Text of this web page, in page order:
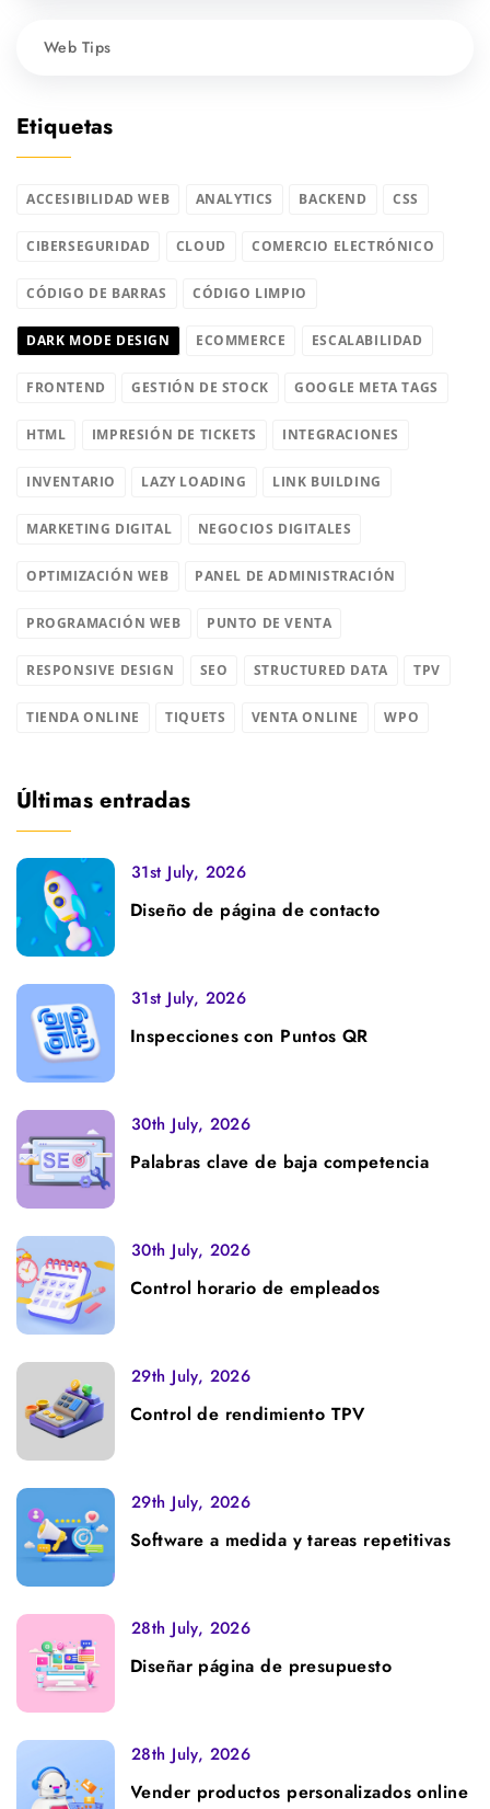
Web Tips
Etiquetas
ACCESIBILIDAD WEB ANALYTICS BACKEND CSS
CIBERSEGURIDAD CLOUD COMERCIO ELECTRÓNICO
CÓDIGO DE BARRAS CÓDIGO LIMPIO
DARK MODE DESIGN ECOMMERCE ESCALABILIDAD
FRONTEND GESTIÓN DE STOCK GOOGLE META TAGS
HTML IMPRESIÓN DE TICKETS INTEGRACIONES
INVENTARIO LAZY LOADING LINK BUILDING
MARKETING DIGITAL NEGOCIOS DIGITALES
OPTIMIZACIÓN WEB PANEL DE ADMINISTRACIÓN
PROGRAMACIÓN WEB PUNTO DE VENTA
RESPONSIVE DESIGN SEO STRUCTURED DATA TPV
TIENDA ONLINE TIQUETS VENTA ONLINE WPO
Últimas entradas
31st July, 2026
Diseño de página de contacto
31st July, 2026
Inspecciones con Puntos QR
30th July, 2026
Palabras clave de baja competencia
30th July, 2026
Control horario de empleados
29th July, 2026
Control de rendimiento TPV
29th July, 2026
Software a medida y tareas repetitivas
28th July, 2026
Diseñar página de presupuesto
28th July, 2026
Vender productos personalizados online